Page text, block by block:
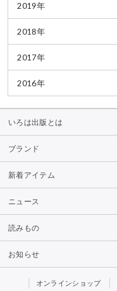
2019年
2018年
2017年
2016年
いろは出版とは
ブランド
新着アイテム
ニュース
読みもの
お知らせ
オンラインショップ